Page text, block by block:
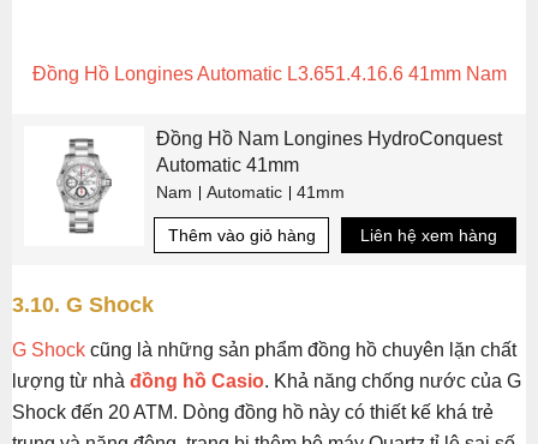
Đồng Hồ Longines Automatic L3.651.4.16.6 41mm Nam
Đồng Hồ Nam Longines HydroConquest
Automatic 41mm
Nam Automatic 41mm
Thêm vào giỏ hàng Liên hệ xem hàng
3.10. G Shock
G Shock cũng là những sản phẩm đồng hồ chuyên lặn chất
lượng từ nhà đồng hồ Casio. Khả năng chống nước của G
Shock đến 20 ATM. Dòng đồng hồ này có thiết kế khá trẻ